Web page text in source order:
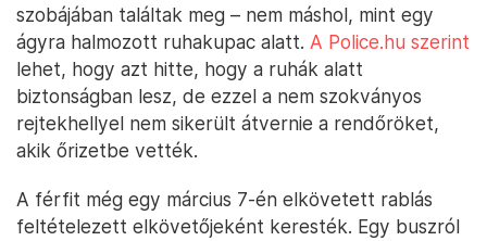
szobájában találtak meg – nem máshol, mint egy
ágyra halmozott ruhakupac alatt. A Police.hu szerint
lehet, hogy azt hitte, hogy a ruhák alatt
biztonságban lesz, de ezzel a nem szokványos
rejtekhellyel nem sikerült átvernie a rendőröket,
akik őrizetbe vették.
A férfit még egy március 7-én elkövetett rablás
feltételezett elkövetőjeként keresték. Egy buszról